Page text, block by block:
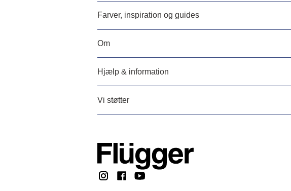
Farver, inspiration og guides
Om
Hjælp & information
Vi støtter